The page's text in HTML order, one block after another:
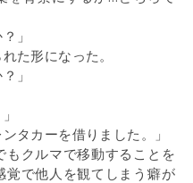
」
た形になった。
」
タカーを借りました。」
クルマで移動することを
で他人を観てしまう癖が